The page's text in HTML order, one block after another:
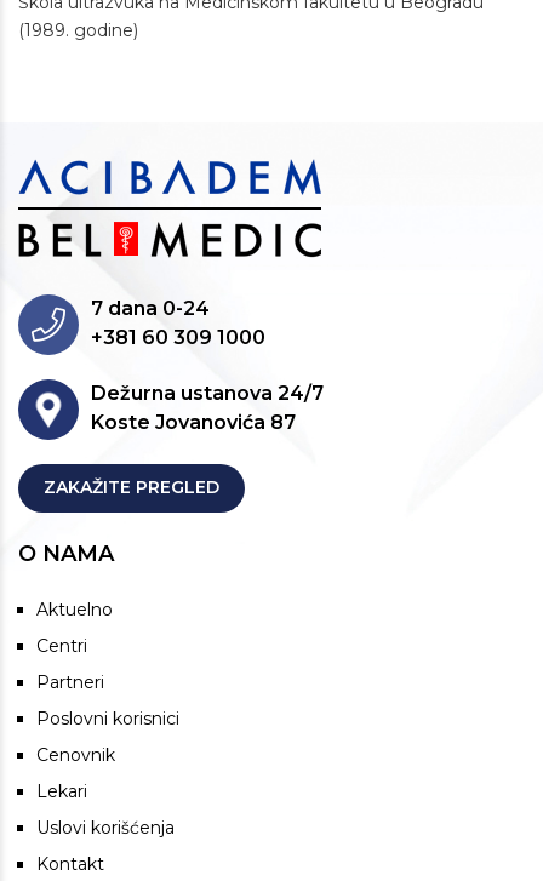
(1989. godine)
7 dana 0-24
+381 60 309 1000
Dežurna ustanova 24/7
Koste Jovanovića 87
ZAKAŽITE PREGLED
O NAMA
Aktuelno
Centri
Partneri
Poslovni korisnici
Cenovnik
Lekari
Uslovi korišćenja
Kontakt